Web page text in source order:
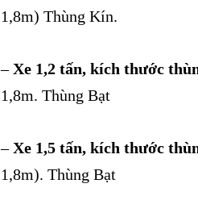
1,8m) Thùng Kín.
–Xe 1,2 tấn, kích thước
1,8m. Thùng Bạt
–Xe 1,5 tấn, kích thước
1,8m). Thùng Bạt